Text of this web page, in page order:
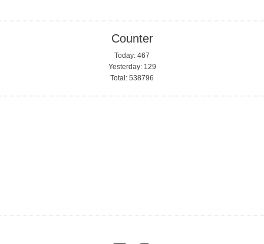
Counter
Today: 467
Yesterday: 129
Total: 538796